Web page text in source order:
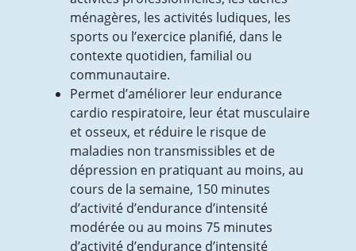
Actualités
Contact
ménagères, les activités ludiques, les
sports ou l’exercice planifié, dans le
contexte quotidien, familial ou
communautaire.
Permet d’améliorer leur endurance
cardio respiratoire, leur état musculaire
et osseux, et réduire le risque de
maladies non transmissibles et de
dépression en pratiquant au moins, au
cours de la semaine, 150 minutes
d’activité d’endurance d’intensité
modérée ou au moins 75 minutes
d’activité d’endurance d’intensité